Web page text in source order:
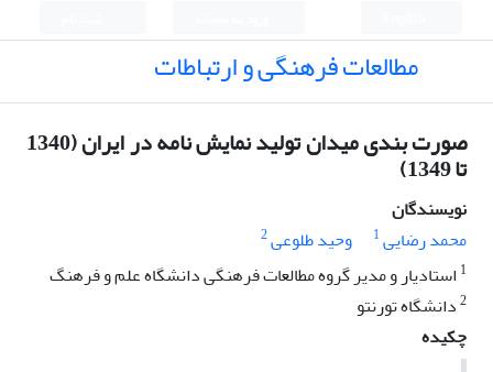
مطالعات فرهنگی و ارتباطات
صورت بندی میدان تولید نمایش نامه در ایران (1340
تا 1349)
نویسندگان
محمد رضایی1 وحید طلوعی2
1 استادیار و مدیر گروه مطالعات فرهنگی دانشگاه علم و فرهنگ
2دانشگاه تورنتو
چکیده